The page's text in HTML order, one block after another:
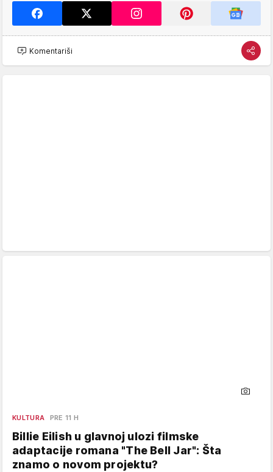
Komentariši
KULTURA PRE 11 H
Billie Eilish u glavnoj ulozi filmske
adaptacije romana "The Bell Jar": Šta
znamo o novom projektu?